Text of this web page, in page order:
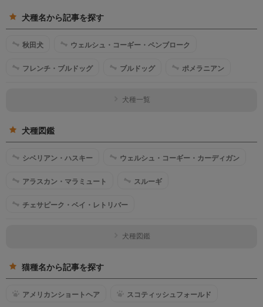
犬種名から記事を探す
秋田犬 ウェルシュ・コーギー・ペンブローク
フレンチ・ブルドッグ ブルドッグ ポメラニアン
犬種一覧
犬種図鑑
シベリアン・ハスキー ウェルシュ・コーギー・カーディガン
アラスカン・マラミュート スルーギ
チェサピーク・ベイ・レトリバー
犬種図鑑
猫種名から記事を探す
アメリカンショートヘア スコティッシュフォールド